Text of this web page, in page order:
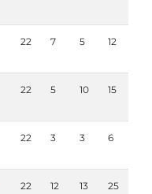
22 7 5 12
22 5 10 15
22 3 3 6
22 12 13 25